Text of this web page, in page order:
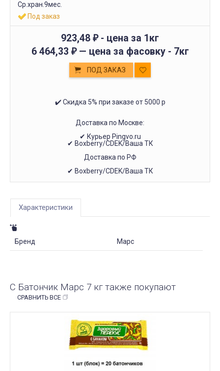
Ср.хран.9мес.
Под заказ
923,48 ₽- цена за 1кг
6 464,33 ₽— цена за фасовку - 7кг
ПОД ЗАКАЗ
✔️ Скидка 5% при заказе от 5000 р
Доставка по Москве:
✔ Курьер Pingvo.ru
✔ Boxberry/CDEK/Ваша ТК
Доставка по РФ
✔ Boxberry/CDEK/Ваша ТК
Характеристики
Бренд Марс
С Батончик Марс 7 кг также покупают
СРАВНИТЬ ВСЕ